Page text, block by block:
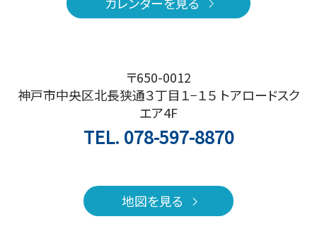
〒650-0012
神戸市中央区北長狭通３丁目１−１５ トアロードスク
エア4F
TEL. 078-597-8870
地図を見る